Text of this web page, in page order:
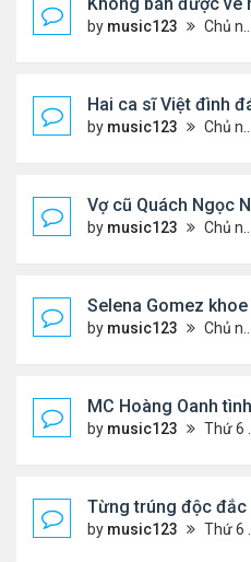
by music123 Chủ nhật Tháng 7 26, 2026 3:28 pm
Hai ca sĩ Việt đình
by music123 Chủ nhật Tháng 7 26, 2026 2:51 pm
Vợ cũ Quách Ngọc
by music123 Chủ nhật Tháng 7 26, 2026 2:19 pm
Selena Gomez
by music123 Chủ nhật Tháng 7 26, 2026 2:14 pm
MC Hoàng Oanh
by music123 Thứ 6 Tháng 7 24, 2026 6:47 pm
Từng trúng độc đắc
by music123 Thứ 6 Tháng 7 24, 2026 6:39 pm